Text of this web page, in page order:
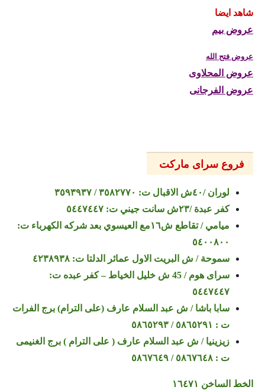
شاهد ايضا
عروض بيم
عروض فتح الله
عروض المحلاوى
عروض الفرجانى
فروع سراى ماركت
لوران /٤٠ش الاقبال ت: ٣٥٨٢٧٧٠ / ٣٥٩٣٩٣٧
كفر عبدة /٢٣ش سانت جيني ت: ٥٤٤٧٤٤٧
ميامي / تقاطع ش١٦مع العيسوي بعد شركه الكهرباء ت:
٥٤٠٠٨٠٠
سموحة / ش البريت الاول عمائر الدلتا ت: ٤٢٣٨٩٣٨
سراى هوم / 45 ش خليل الخياط – كفر عبده ت:
٥٤٤٧٤٤٧
سابا باشا / ش عبد السلام عارف (على الترام) برج الفرات
ت : ٥٨٦٥٢٩١ / ٥٨٦٥٢٩٣
زيزينيا / ش عبد السلام عارف ( على الترام ) برج الغنيمى
ت : ٥٨٦٧٦٤٨ / ٥٨٦٧٦٤٩
الخط الساخن ١٦٤٧١